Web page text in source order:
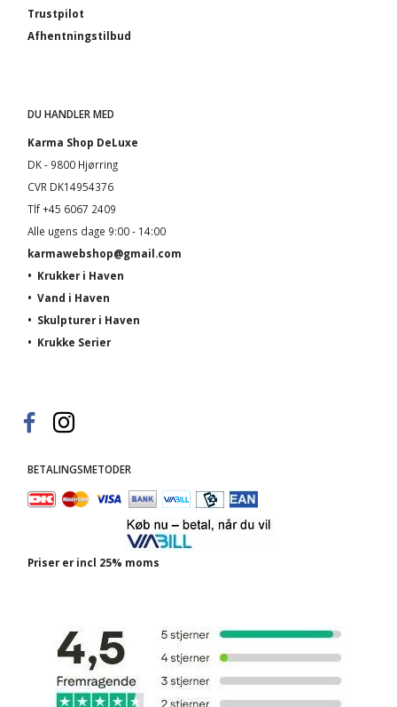
Trustpilot
Afhentningstilbud
DU HANDLER MED
Karma Shop DeLuxe
DK - 9800 Hjørring
CVR DK14954376
Tlf +45 6067 2409
Alle ugens dage 9:00 - 14:00
karmawebshop@gmail.com
• Krukker i Haven
• Vand i Haven
• Skulpturer i Haven
• Krukke Serier
BETALINGSMETODER
Priser er incl 25% moms